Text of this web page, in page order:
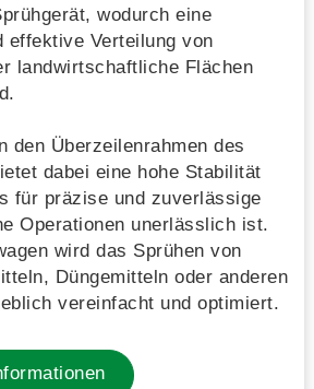
wodurch eine
effektive Verteilung von
landwirtschaftliche Flächen
den Überzeilenrahmen des
dabei eine hohe Stabilität
für präzise und zuverlässige
Operationen unerlässlich ist.
wird das Sprühen von
Düngemitteln oder anderen
vereinfacht und optimiert.